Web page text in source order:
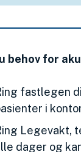
behov for
fastlegen
i
Legevakt,
dager og